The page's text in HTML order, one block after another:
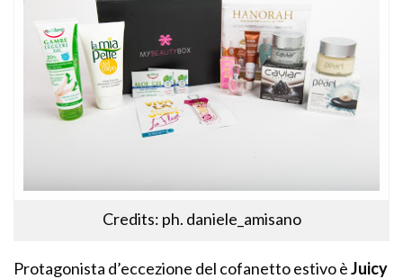
Credits: ph. daniele_amisano
Protagonista d’eccezione del cofanetto estivo èJuicy